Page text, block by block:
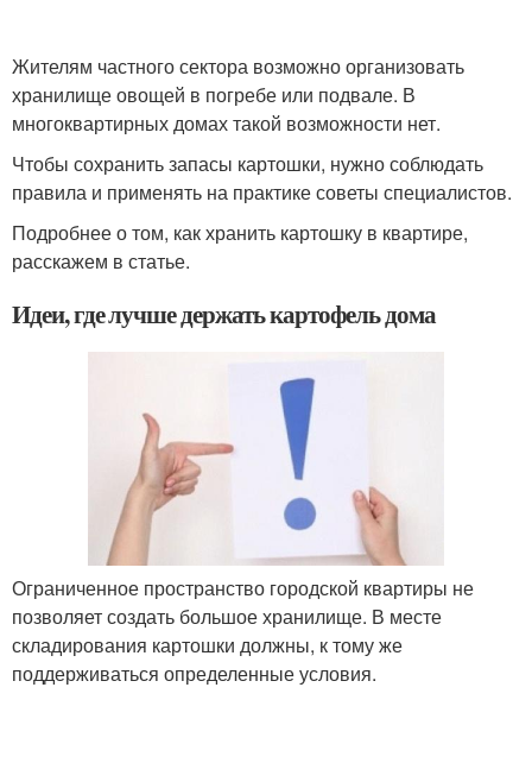
Жителям частного сектора возможно организовать
хранилище овощей в погребе или подвале. В
многоквартирных домах такой возможности нет.
Чтобы сохранить запасы картошки, нужно соблюдать
правила и применять на практике советы специалистов.
Подробнее о том, как хранить картошку в квартире,
расскажем в статье.
Идеи, где лучше держать картофель дома
Ограниченное пространство городской квартиры не
позволяет создать большое хранилище. В месте
складирования картошки должны, к тому же
поддерживаться определенные условия.